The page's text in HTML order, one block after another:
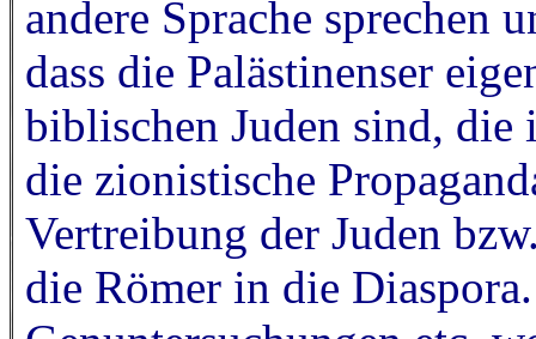
andere Sprache sprechen
dass die Palästinenser
biblischen Juden sind,
die zionistische
Vertreibung der Juden
die Römer in die